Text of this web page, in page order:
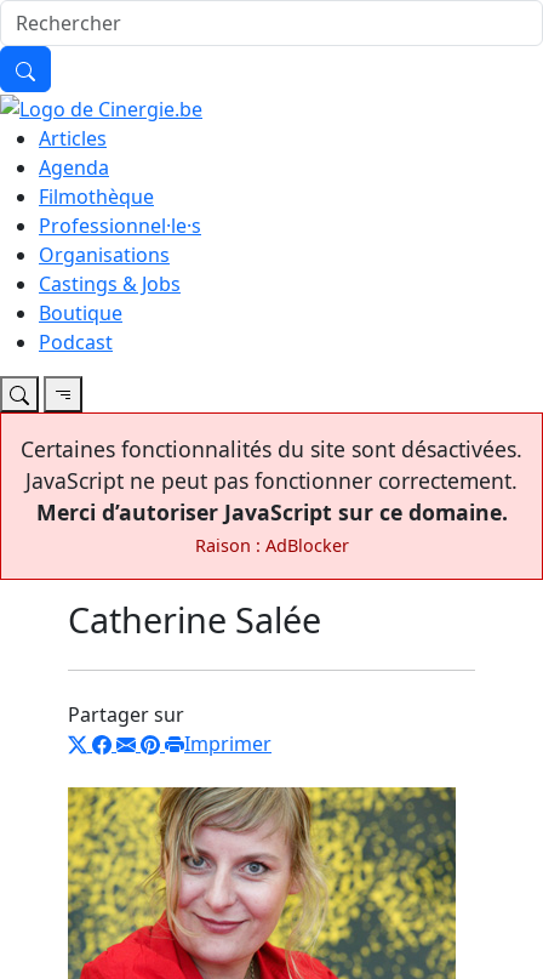
Articles
Agenda
Filmothèque
Professionnel·le·s
Organisations
Castings & Jobs
Boutique
Podcast
Certaines fonctionnalités du site sont désactivées.
JavaScript ne peut pas fonctionner correctement.
Merci d’autoriser JavaScript sur ce domaine.
Raison : AdBlocker
Catherine Salée
Partager sur
Imprimer